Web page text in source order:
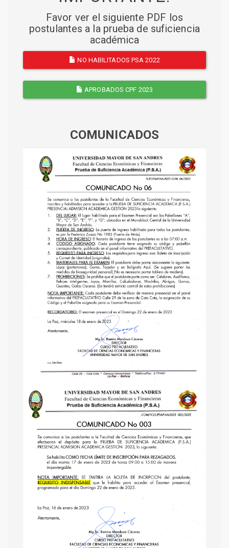
Favor ver el siguiente PDF los
postulantes a la prueba de suficiencia
académica
NO HABILITADOS PSA 2022
APROBADOS CPF 2023
COMUNICADOS